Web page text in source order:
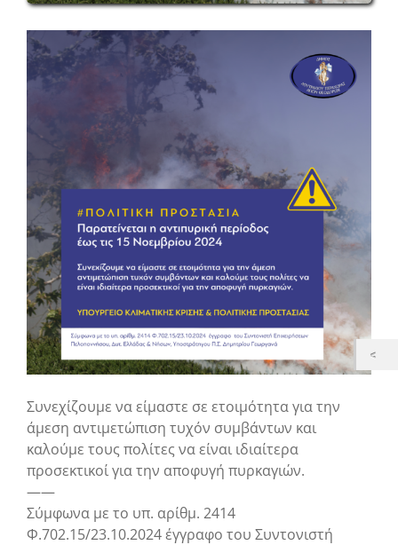
Συνεχίζουμε να είμαστε σε ετοιμότητα για την
άμεση αντιμετώπιση τυχόν συμβάντων και
καλούμε τους πολίτες να είναι ιδιαίτερα
προσεκτικοί για την αποφυγή πυρκαγιών.
——
Σύμφωνα με το υπ. αρίθμ. 2414
Φ.702.15/23.10.2024 έγγραφο του Συντονιστή